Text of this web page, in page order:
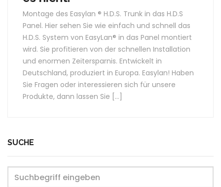
Montage des Easylan ® H.D.S. Trunk in das H.D.S
Panel. Hier sehen Sie wie einfach und schnell das
H.D.S. System von EasyLan® in das Panel montiert
wird. Sie profitieren von der schnellen Installation
und enormen Zeitersparnis. Entwickelt in
Deutschland, produziert in Europa. Easylan! Haben
Sie Fragen oder interessieren sich für unsere
Produkte, dann lassen Sie […]
SUCHE